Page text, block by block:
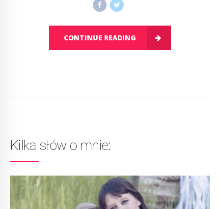
CONTINUE READING
Kilka słów o mnie: